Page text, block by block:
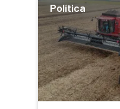
Política